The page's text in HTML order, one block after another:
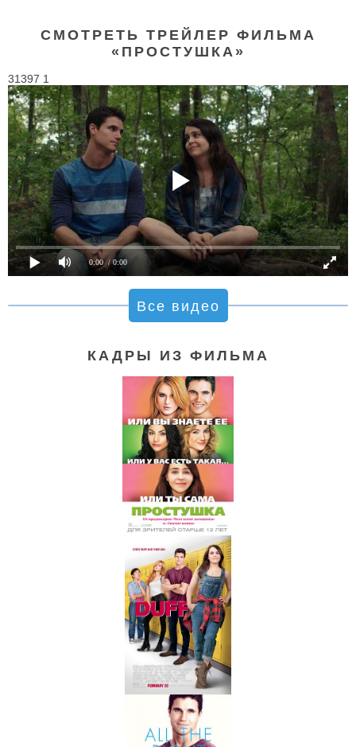
СМОТРЕТЬ ТРЕЙЛЕР ФИЛЬМА
«ПРОСТУШКА»
31397 1
0:00 / 0:00
Все видео
КАДРЫ ИЗ ФИЛЬМА